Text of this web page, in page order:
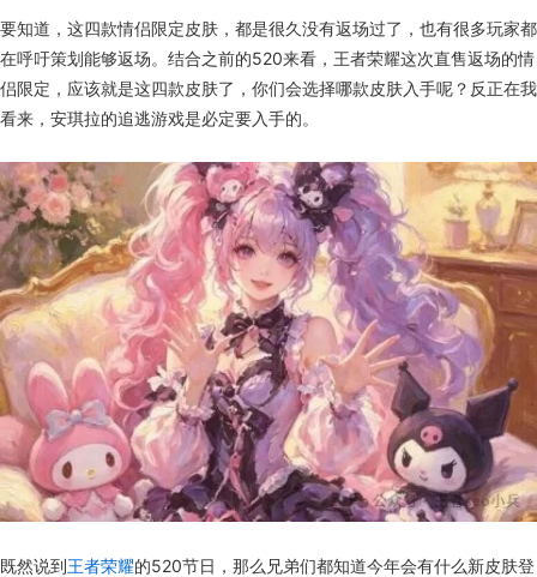
要知道，这四款情侣限定皮肤，都是很久没有返场过了，也有很多玩家都
在呼吁策划能够返场。结合之前的520来看，王者荣耀这次直售返场的情
侣限定，应该就是这四款皮肤了，你们会选择哪款皮肤入手呢？反正在我
看来，安琪拉的追逃游戏是必定要入手的。
既然说到王者荣耀的520节日，那么兄弟们都知道今年会有什么新皮肤登